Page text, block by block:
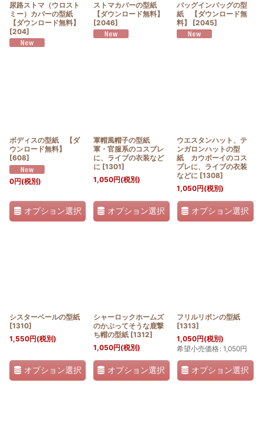
尿路ストマ（ウロスト
ミー）カバーの型紙
【ダウンロード無料】
[204]
ストマカバーの型紙
【ダウンロード無料】
[2046]
バッグインバッグの型
紙 【ダウンロード無
料】
[2045]
ボディスの型紙 【ダ
ウンロード無料】
[608]
0円(税別)
オプション選択
軍帽風帽子の型紙
軍・官服系のコスプレ
に、ライブの衣装など
に [1301]
1,050円(税別)
オプション選択
ウエスタンハット、テ
ンガロンハットの型
紙 カウボーイのコス
プレに、ライブの衣装
などに [1308]
1,050円(税別)
オプション選択
シスターベールの型紙
[1310]
1,550円(税別)
オプション選択
シャーロックホームズ
のかぶってそうな鹿撃
ち帽の型紙 [1312]
1,050円(税別)
オプション選択
フリルリボンの型紙
[1313]
1,050円(税別)
希望小売価格: 1,050円
オプション選択